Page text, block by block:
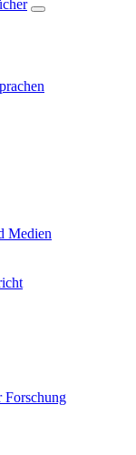
Medien
Forschung